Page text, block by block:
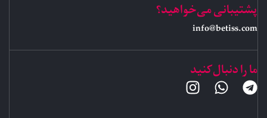
پشتیبانی می‌خواهید؟
info@betiss.com
ما را دنبال کنید